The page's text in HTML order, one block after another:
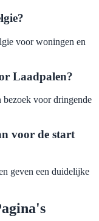
voor woningen en
Laadpalen?
bezoek voor dringende
voor de start
geven een duidelijke